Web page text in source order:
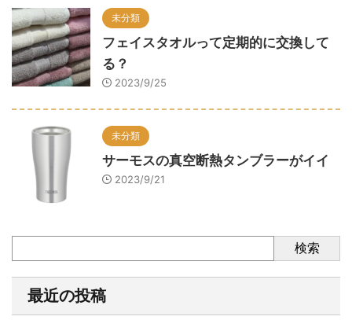
未分類
フェイスタオルって定期的に交換して
る？
2023/9/25
未分類
サーモスの真空断熱タンブラーがイイ
2023/9/21
検索
最近の投稿